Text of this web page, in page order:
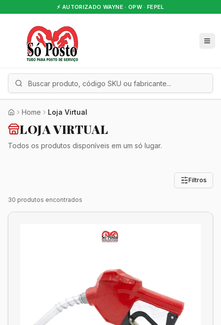
🏆 +10 anos especializados em postos
Home Loja Virtual
LOJA VIRTUAL
Todos os produtos disponíveis em um só lugar.
Filtros
30 produtos encontrados